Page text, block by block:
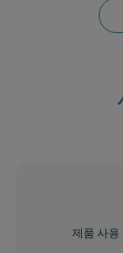
제품 사용